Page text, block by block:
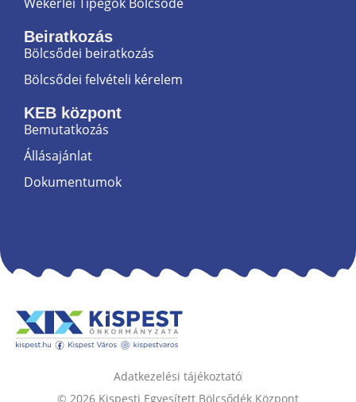
Wekerlei Tipegők Bölcsőde
Beiratkozás
Bölcsődei beiratkozás
Bölcsődei felvételi kérelem
KEB központ
Bemutatkozás
Állásajánlat
Dokumentumok
Adatkezelési tájékoztató
© 2026 Kispesti Egyesített Bölcsődék Központ